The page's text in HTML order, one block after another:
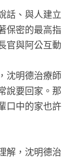
話、與人建立
保密的最高指
官與阿公互動
沈明德治療師
說要回家。那
口中的家也許
解，沈明德治